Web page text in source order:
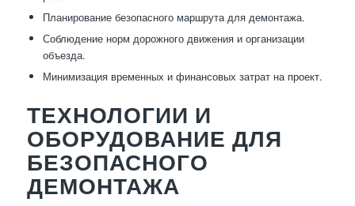
Планирование безопасного маршрута для демонтажа.
Соблюдение норм дорожного движения и организации
объезда.
Минимизация временных и финансовых затрат на проект.
ТЕХНОЛОГИИ И
ОБОРУДОВАНИЕ ДЛЯ
БЕЗОПАСНОГО
ДЕМОНТАЖА